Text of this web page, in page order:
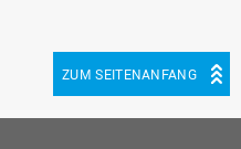
ZUM SEITENANFANG